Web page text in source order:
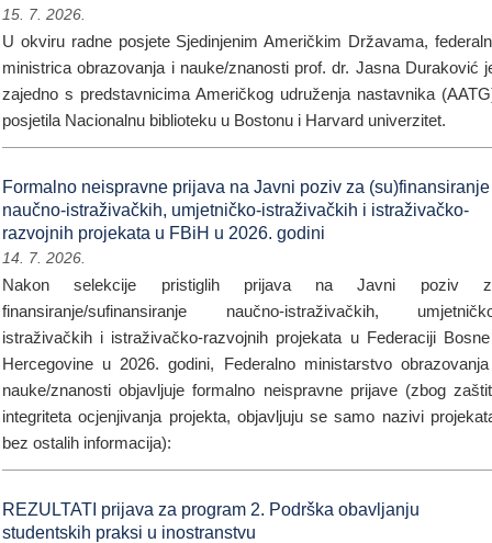
15. 7. 2026.
U okviru radne posjete Sjedinjenim Američkim Državama,
ministrica obrazovanja i nauke/znanosti prof. dr. Jasna Duraković
zajedno s predstavnicima Američkog udruženja nastavnika
posjetila Nacionalnu biblioteku u Bostonu i Harvard univerzitet.
Formalno neispravne prijava na Javni poziv za (su)finansiranje
naučno-istraživačkih, umjetničko-istraživačkih i istraživačko-
razvojnih projekata u FBiH u 2026. godini
14. 7. 2026.
Nakon selekcije pristiglih prijava na Javni poziv
finansiranje/sufinansiranje naučno-istraživačkih,
istraživačkih i istraživačko-razvojnih projekata u Federaciji
Hercegovine u 2026. godini, Federalno ministarstvo
nauke/znanosti objavljuje formalno neispravne prijave (zbog
integriteta ocjenjivanja projekta, objavljuju se samo nazivi
bez ostalih informacija):
REZULTATI prijava za program 2. Podrška obavljanju
studentskih praksi u inostranstvu